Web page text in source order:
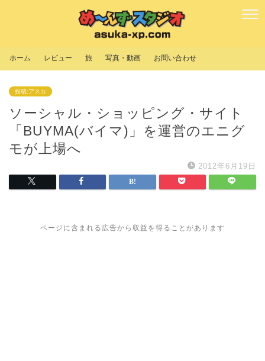
ホーム レビュー 旅 写真・動画 お問い合わせ
投稿:アスカ
ソーシャル・ショッピング・サイト
「BUYMA(バイマ)」を運営のエニグ
モが上場へ
2012年6月19日
ページに含まれる広告から収益を得ることがあります